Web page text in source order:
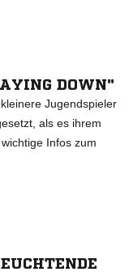
DOWN"
Jugendspieler
als es ihrem
Infos zum